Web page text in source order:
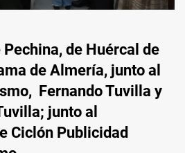
de Huércal de
de Almería, junto al
Fernando Tuvilla y
junto al
Ciclón Publicidad